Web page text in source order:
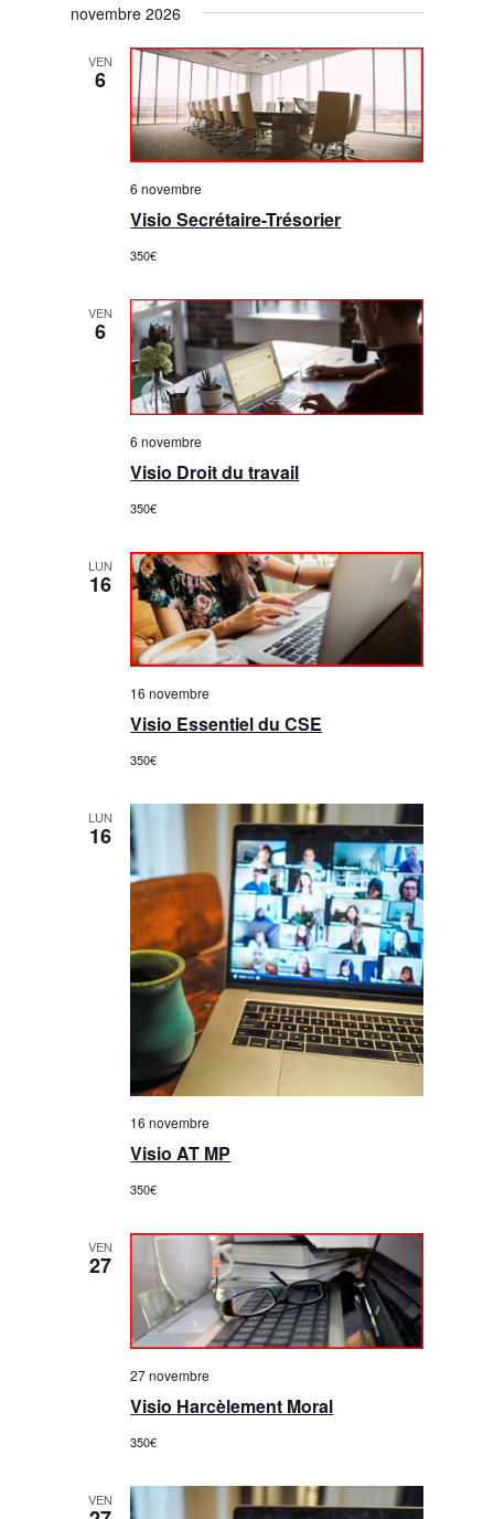
novembre 2026
VEN
6
6 novembre
Visio Secrétaire-Trésorier
350€
VEN
6
6 novembre
Visio Droit du travail
350€
LUN
16
16 novembre
Visio Essentiel du CSE
350€
LUN
16
16 novembre
Visio AT MP
350€
VEN
27
27 novembre
Visio Harcèlement Moral
350€
VEN